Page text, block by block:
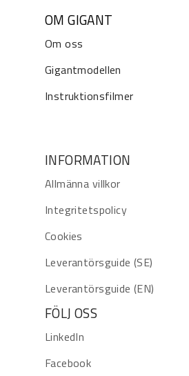
OM GIGANT
Om oss
Gigantmodellen
Instruktionsfilmer
INFORMATION
Allmänna villkor
Integritetspolicy
Cookies
Leverantörsguide (SE)
Leverantörsguide (EN)
FÖLJ OSS
LinkedIn
Facebook